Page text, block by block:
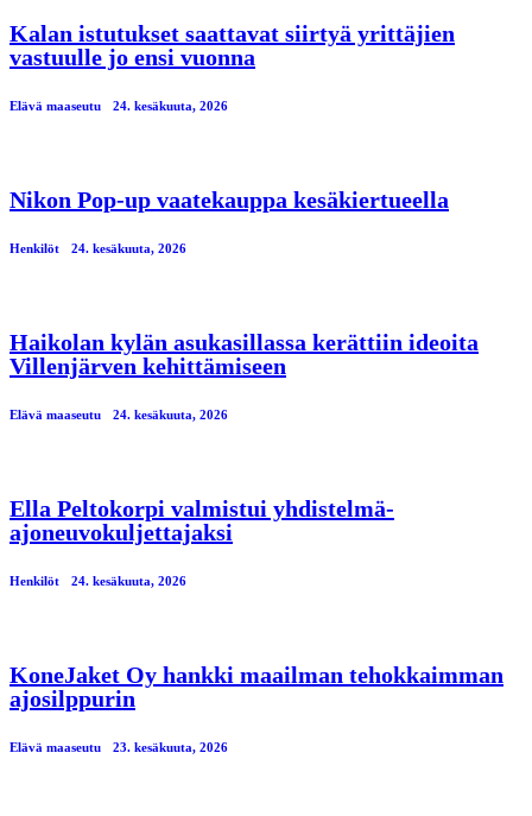
Kalan istutukset saattavat siirtyä yrittäjien
vastuulle jo ensi vuonna
Elävä maaseutu 24. kesäkuuta, 2026
Nikon Pop-up vaatekauppa kesäkiertueella
Henkilöt 24. kesäkuuta, 2026
Haikolan kylän asukasillassa kerättiin ideoita
Villenjärven kehittämiseen
Elävä maaseutu 24. kesäkuuta, 2026
Ella Peltokorpi valmistui yhdistelmä-
ajoneuvokuljettajaksi
Henkilöt 24. kesäkuuta, 2026
KoneJaket Oy hankki maailman tehokkaimman
ajosilppurin
Elävä maaseutu 23. kesäkuuta, 2026